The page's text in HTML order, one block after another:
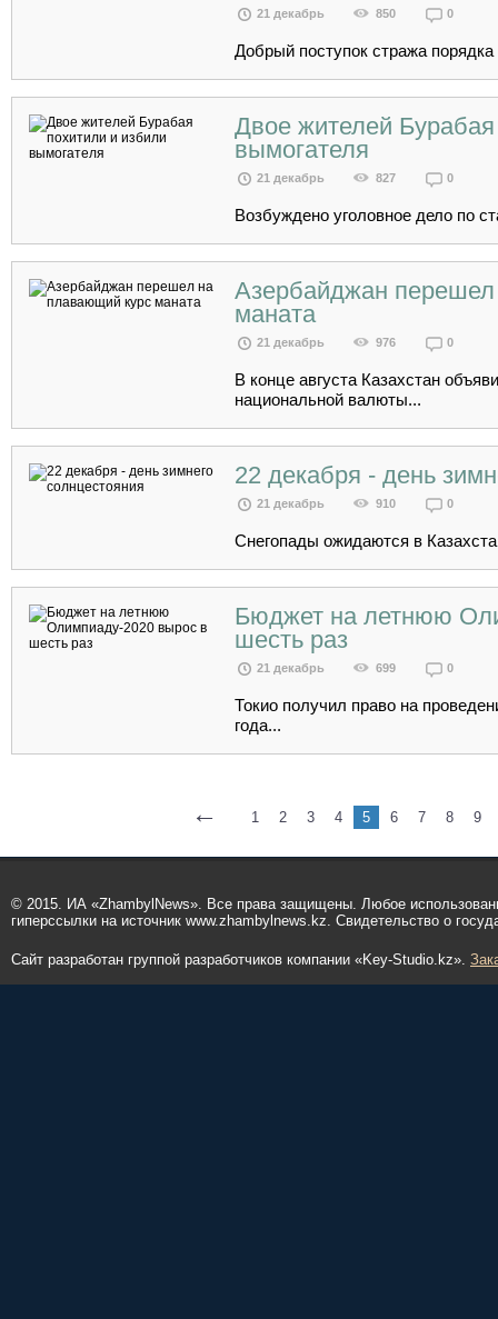
21 декабрь 850 0
Добрый поступок стража
Двое жителей
вымогателя
21 декабрь 827 0
Возбуждено уголовное дело по
Азербайджан
маната
21 декабрь 976 0
В конце августа Казахстан
национальной валюты...
22 декабря - день
21 декабрь 910 0
Снегопады ожидаются в
Бюджет на летнюю
шесть раз
21 декабрь 699 0
Токио получил право на
года...
← 1 2 3 4 5 6 7 8 9
© 2015. ИА «ZhambylNews». Все права защищены. Любое
гиперссылки на источник www.zhambylnews.kz. Свидетельство о
Сайт разработан группой разработчиков компании «Key-Studio.kz».